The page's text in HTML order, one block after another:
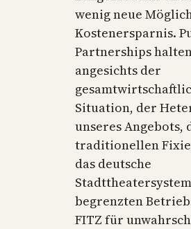
wenig neue
Kostenersparnis.
Partnerships
angesichts der
Situation, der
unseres Angebots,
traditionellen
das deutsche
begrenzten
FITZ für